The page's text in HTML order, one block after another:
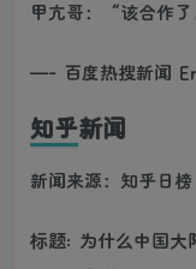
甲亢哥：“该合作了
—- 百度热搜新闻
知乎新闻
新闻来源：知乎日榜
标题: 为什么中国大